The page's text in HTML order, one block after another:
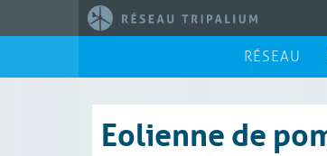
RÉSEAU
Eolienne de